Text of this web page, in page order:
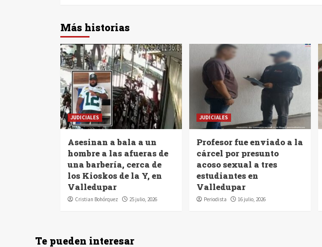
Más historias
JUDICIALES
Asesinan a bala a un
hombre a las afueras de
una barbería, cerca de
los Kioskos de la Y, en
Valledupar
Cristian Bohórquez 25 julio, 2026
JUDICIALES
Profesor fue enviado a la
cárcel por presunto
acoso sexual a tres
estudiantes en
Valledupar
Periodista 16 julio, 2026
Te pueden interesar